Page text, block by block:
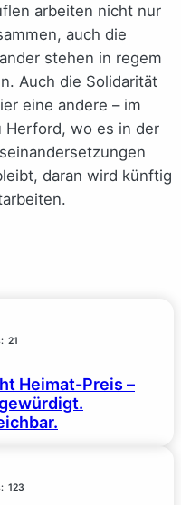
arbeiten nicht nur
auch die
stehen in regem
Auch die Solidarität
eine andere – im
Herford, wo es in der
daran wird künftig
21
Heimat-Preis –
123